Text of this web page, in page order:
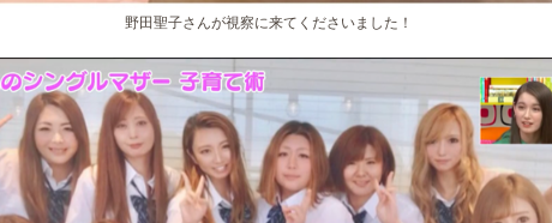
野田聖子さんが視察に来てくださいました！